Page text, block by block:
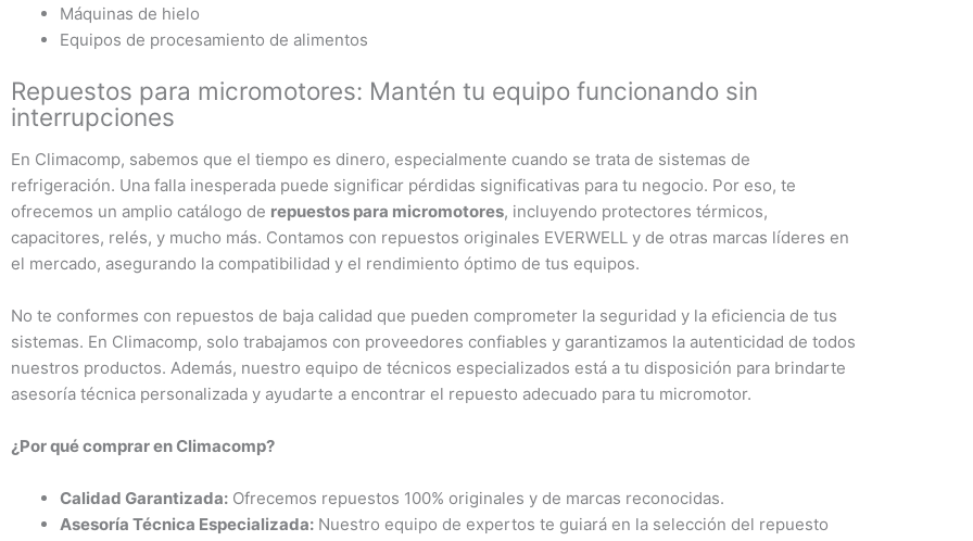
Máquinas de hielo
Equipos de procesamiento de alimentos
Repuestos para micromotores: Mantén tu equipo funcionando sin
interrupciones
En Climacomp, sabemos que el tiempo es dinero, especialmente cuando se trata de sistemas de
refrigeración. Una falla inesperada puede significar pérdidas significativas para tu negocio. Por eso, te
ofrecemos un amplio catálogo de repuestos para micromotores, incluyendo protectores térmicos,
capacitores, relés, y mucho más. Contamos con repuestos originales EVERWELL y de otras marcas líderes en
el mercado, asegurando la compatibilidad y el rendimiento óptimo de tus equipos.
No te conformes con repuestos de baja calidad que pueden comprometer la seguridad y la eficiencia de tus
sistemas. En Climacomp, solo trabajamos con proveedores confiables y garantizamos la autenticidad de todos
nuestros productos. Además, nuestro equipo de técnicos especializados está a tu disposición para brindarte
asesoría técnica personalizada y ayudarte a encontrar el repuesto adecuado para tu micromotor.
¿Por qué comprar en Climacomp?
Calidad Garantizada: Ofrecemos repuestos 100% originales y de marcas reconocidas.
Asesoría Técnica Especializada: Nuestro equipo de expertos te guiará en la selección del repuesto